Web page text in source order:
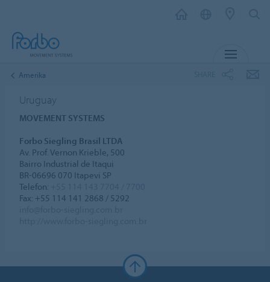
Amerika
Uruguay
MOVEMENT SYSTEMS
Forbo Siegling Brasil LTDA
Av. Prof. Vernon Krieble, 500
Bairro Industrial de Itaqui
BR-06696 070 Itapevi SP
Telefon:
Fax: +55 114 141 2868 / 5292